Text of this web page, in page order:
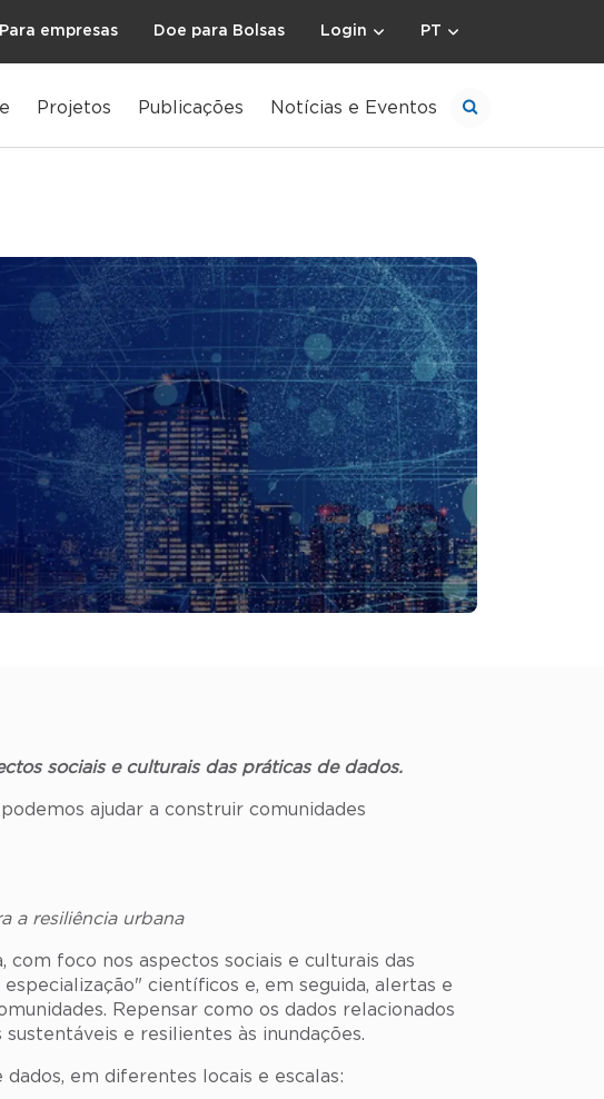
Para empresas Doe para Bolsas Login PT
Projetos Publicações Notícias e Eventos
sociais e culturais das práticas de dados.
ajudar a construir comunidades
a resiliência urbana
com foco nos aspectos sociais e culturais das
científicos e, em seguida, alertas e
Repensar como os dados relacionados
​​e resilientes às inundações.
em diferentes locais e escalas: